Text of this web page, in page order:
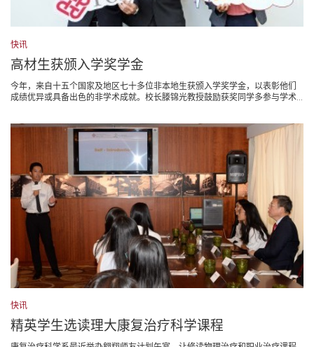
快讯
高材生获颁入学奖学金
今年，来自十五个国家及地区七十多位非本地生获颁入学奖学金，以表彰他们
成绩优异或具备出色的非学术成就。校长滕锦光教授鼓励获奖同学多参与学术...
快讯
精英学生选读理大康复治疗科学课程